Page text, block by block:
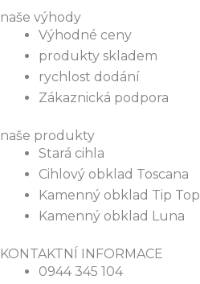
naše výhody
Výhodné ceny
produkty skladem
rychlost dodání
Zákaznická podpora
naše produkty
Stará cihla
Cihlový obklad Toscana
Kamenný obklad Tip Top
Kamenný obklad Luna
KONTAKTNÍ INFORMACE
0944 345 104